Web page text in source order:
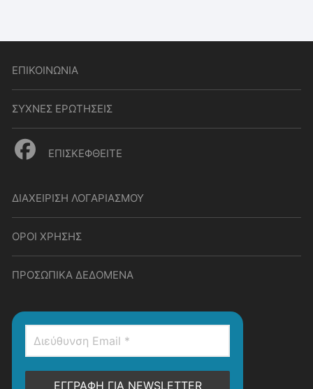
ΕΠΙΚΟΙΝΩΝΙΑ
ΣΥΧΝΕΣ ΕΡΩΤΗΣΕΙΣ
ΕΠΙΣΚΕΦΘΕΙΤΕ
ΔΙΑΧΕΙΡΙΣΗ ΛΟΓΑΡΙΑΣΜΟΥ
ΟΡΟΙ ΧΡΗΣΗΣ
ΠΡΟΣΩΠΙΚΑ ΔΕΔΟΜΕΝΑ